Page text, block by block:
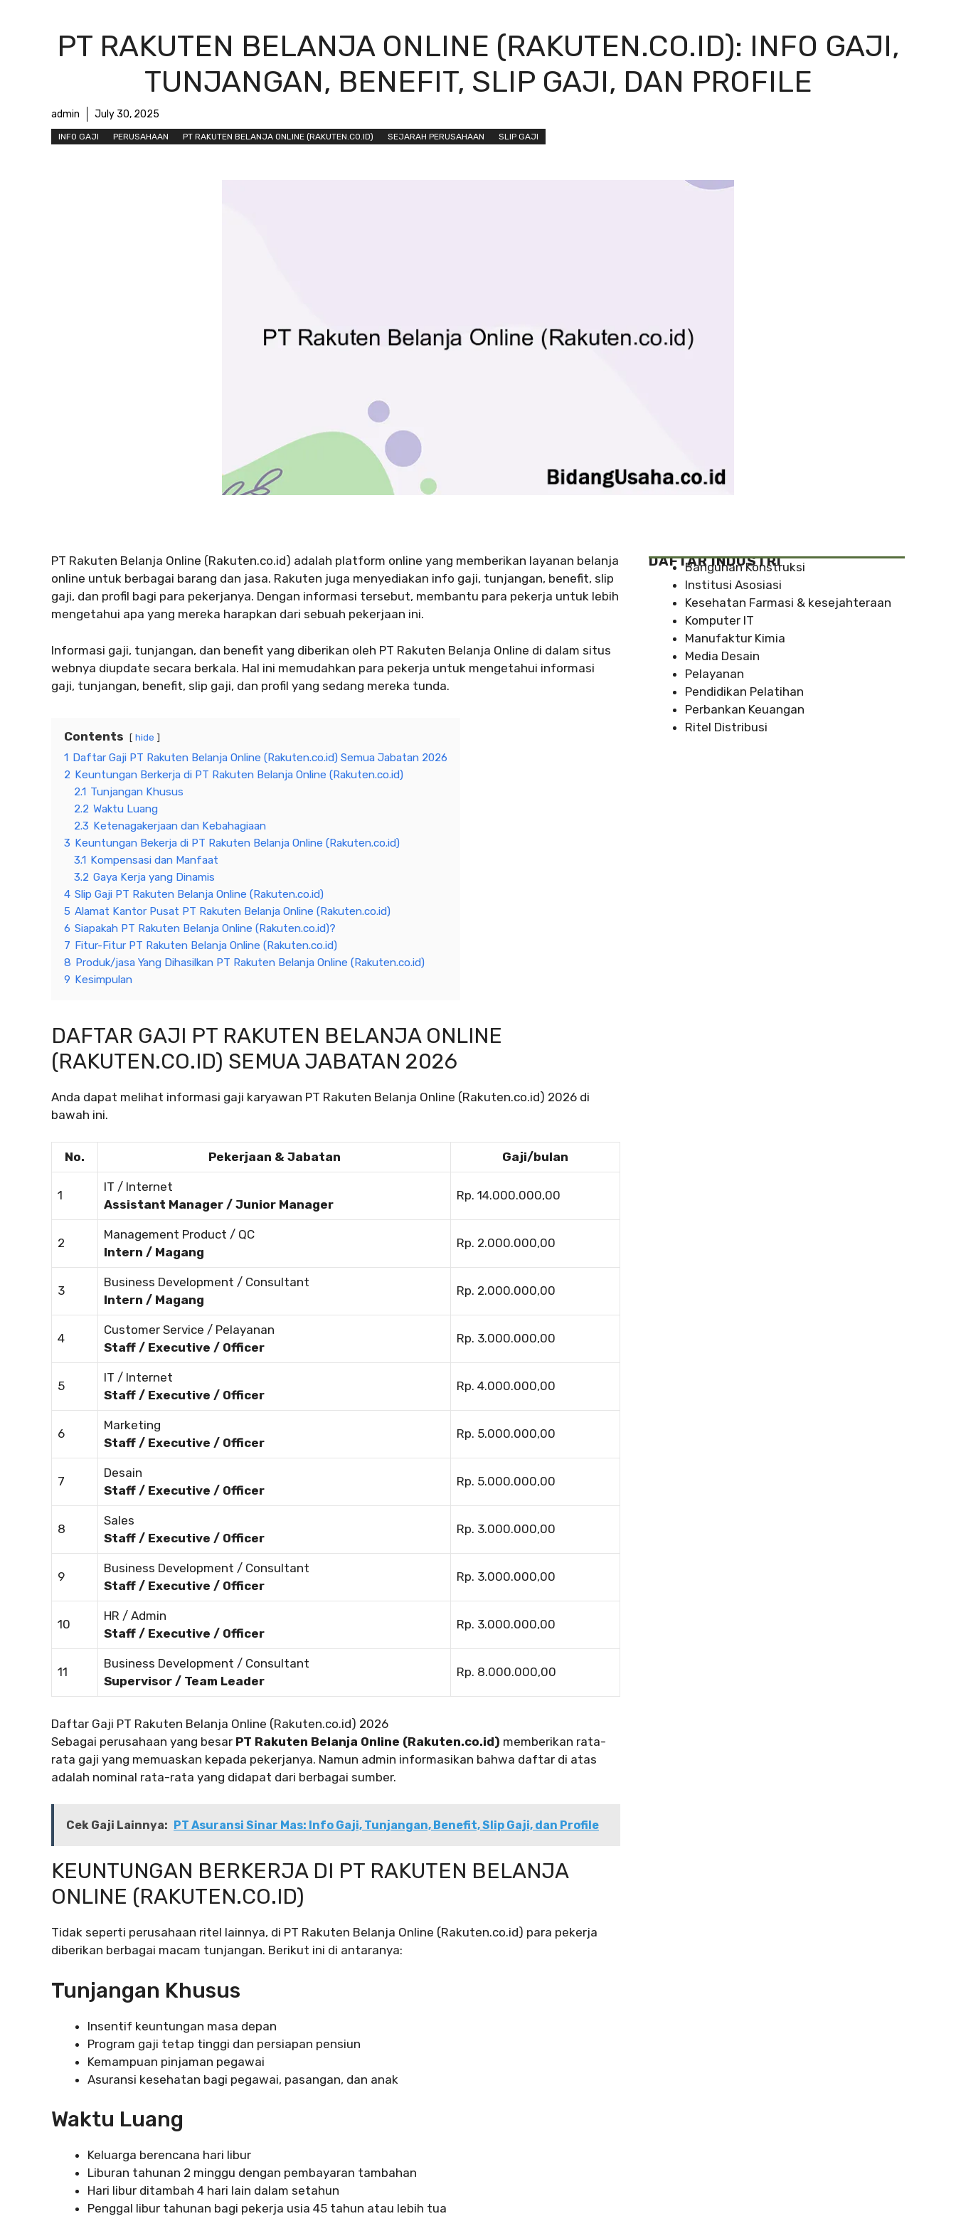
PT RAKUTEN BELANJA ONLINE (RAKUTEN.CO.ID): INFO GAJI,
TUNJANGAN, BENEFIT, SLIP GAJI, DAN PROFILE
admin July 30, 2025
INFO GAJI PERUSAHAAN PT RAKUTEN BELANJA ONLINE (RAKUTEN.CO.ID) SEJARAH PERUSAHAAN SLIP GAJI
PT Rakuten Belanja Online (Rakuten.co.id) adalah platform online yang memberikan layanan belanja
online untuk berbagai barang dan jasa. Rakuten juga menyediakan info gaji, tunjangan, benefit, slip
gaji, dan profil bagi para pekerjanya. Dengan informasi tersebut, membantu para pekerja untuk lebih
mengetahui apa yang mereka harapkan dari sebuah pekerjaan ini.
Informasi gaji, tunjangan, dan benefit yang diberikan oleh PT Rakuten Belanja Online di dalam situs
webnya diupdate secara berkala. Hal ini memudahkan para pekerja untuk mengetahui informasi
gaji, tunjangan, benefit, slip gaji, dan profil yang sedang mereka tunda.
Contents hide
1 Daftar Gaji PT Rakuten Belanja Online (Rakuten.co.id) Semua Jabatan 2026
2 Keuntungan Berkerja di PT Rakuten Belanja Online (Rakuten.co.id)
2.1 Tunjangan Khusus
2.2 Waktu Luang
2.3 Ketenagakerjaan dan Kebahagiaan
3 Keuntungan Bekerja di PT Rakuten Belanja Online (Rakuten.co.id)
3.1 Kompensasi dan Manfaat
3.2 Gaya Kerja yang Dinamis
4 Slip Gaji PT Rakuten Belanja Online (Rakuten.co.id)
5 Alamat Kantor Pusat PT Rakuten Belanja Online (Rakuten.co.id)
6 Siapakah PT Rakuten Belanja Online (Rakuten.co.id)?
7 Fitur-Fitur PT Rakuten Belanja Online (Rakuten.co.id)
8 Produk/jasa Yang Dihasilkan PT Rakuten Belanja Online (Rakuten.co.id)
9 Kesimpulan
DAFTAR GAJI PT RAKUTEN BELANJA ONLINE
(RAKUTEN.CO.ID) SEMUA JABATAN 2026
Anda dapat melihat informasi gaji karyawan PT Rakuten Belanja Online (Rakuten.co.id) 2026 di
bawah ini.
No. Pekerjaan & Jabatan Gaji/bulan
1
IT / Internet
Assistant Manager / Junior Manager
Rp. 14.000.000,00
2
Management Product / QC
Intern / Magang
Rp. 2.000.000,00
3
Business Development / Consultant
Intern / Magang
Rp. 2.000.000,00
4
Customer Service / Pelayanan
Staff / Executive / Officer
Rp. 3.000.000,00
5
IT / Internet
Staff / Executive / Officer
Rp. 4.000.000,00
6
Marketing
Staff / Executive / Officer
Rp. 5.000.000,00
7
Desain
Staff / Executive / Officer
Rp. 5.000.000,00
8
Sales
Staff / Executive / Officer
Rp. 3.000.000,00
9
Business Development / Consultant
Staff / Executive / Officer
Rp. 3.000.000,00
10
HR / Admin
Staff / Executive / Officer
Rp. 3.000.000,00
11
Business Development / Consultant
Supervisor / Team Leader
Rp. 8.000.000,00
Daftar Gaji PT Rakuten Belanja Online (Rakuten.co.id) 2026
Sebagai perusahaan yang besar PT Rakuten Belanja Online (Rakuten.co.id) memberikan rata-
rata gaji yang memuaskan kepada pekerjanya. Namun admin informasikan bahwa daftar di atas
adalah nominal rata-rata yang didapat dari berbagai sumber.
Cek Gaji Lainnya: PT Asuransi Sinar Mas: Info Gaji, Tunjangan, Benefit, Slip Gaji, dan Profile
KEUNTUNGAN BERKERJA DI PT RAKUTEN BELANJA
ONLINE (RAKUTEN.CO.ID)
Tidak seperti perusahaan ritel lainnya, di PT Rakuten Belanja Online (Rakuten.co.id) para pekerja
diberikan berbagai macam tunjangan. Berikut ini di antaranya:
Tunjangan Khusus
Insentif keuntungan masa depan
Program gaji tetap tinggi dan persiapan pensiun
Kemampuan pinjaman pegawai
Asuransi kesehatan bagi pegawai, pasangan, dan anak
Waktu Luang
Keluarga berencana hari libur
Liburan tahunan 2 minggu dengan pembayaran tambahan
Hari libur ditambah 4 hari lain dalam setahun
Penggal libur tahunan bagi pekerja usia 45 tahun atau lebih tua
DAFTAR INDUSTRI
Bangunan Konstruksi
Institusi Asosiasi
Kesehatan Farmasi & kesejahteraan
Komputer IT
Manufaktur Kimia
Media Desain
Pelayanan
Pendidikan Pelatihan
Perbankan Keuangan
Ritel Distribusi